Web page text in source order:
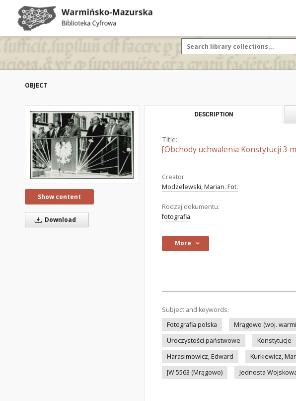
OBJECT
Show content
Download
DESCRIPTION
Title:
[Obchody uchwalenia Konstytucji 3
Creator:
Modzelewski, Marian. Fot.
Rodzaj dokumentu:
fotografia
More
Subject and keywords:
Fotografia polska
Mrągowo (woj.
Uroczystości państwowe
Konstytucje
Harasimowicz, Edward
Kurkiewicz,
JW 5563 (Mrągowo)
Jednosta